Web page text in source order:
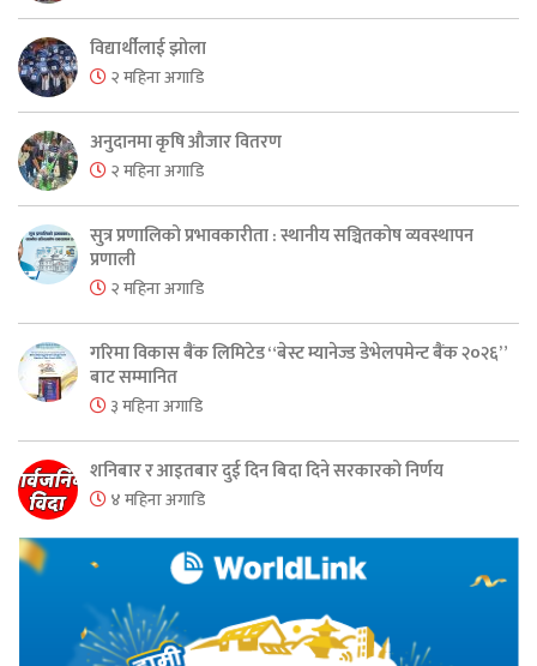
विद्यार्थीलाई झोला
२ महिना अगाडि
अनुदानमा कृषि औजार वितरण
२ महिना अगाडि
सुत्र प्रणालिको प्रभावकारीता : स्थानीय सञ्चितकोष व्यवस्थापन
प्रणाली
२ महिना अगाडि
गरिमा विकास बैंक लिमिटेड “बेस्ट म्यानेज्ड डेभेलपमेन्ट बैंक २०२६”
बाट सम्मानित
३ महिना अगाडि
शनिबार र आइतबार दुई दिन बिदा दिने सरकारको निर्णय
४ महिना अगाडि